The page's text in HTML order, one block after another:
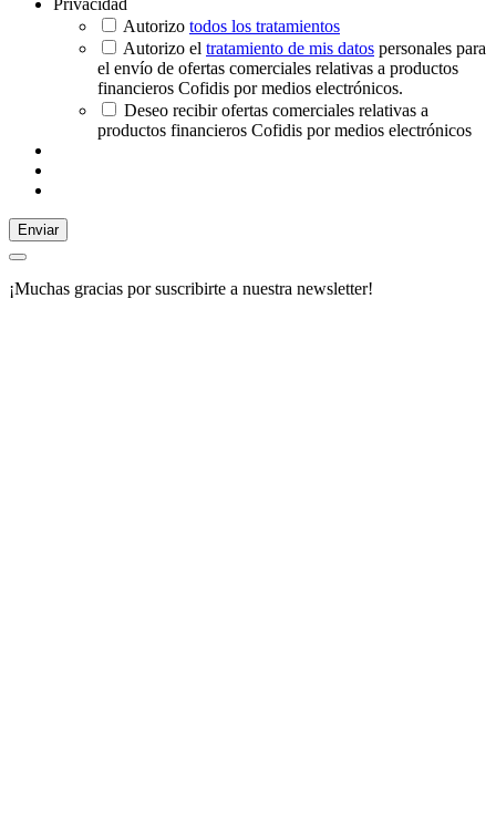
Privacidad
Autorizo todos los tratamientos
Autorizo el tratamiento de mis datos personales para
el envío de ofertas comerciales relativas a productos
financieros Cofidis por medios electrónicos.
Deseo recibir ofertas comerciales relativas a
productos financieros Cofidis por medios electrónicos
Enviar
¡Muchas gracias por suscribirte a nuestra newsletter!